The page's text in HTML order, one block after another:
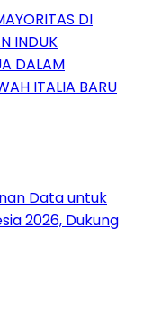
DI
INDUK
DALAM
ITALIA BARU
Data untuk
2026, Dukung